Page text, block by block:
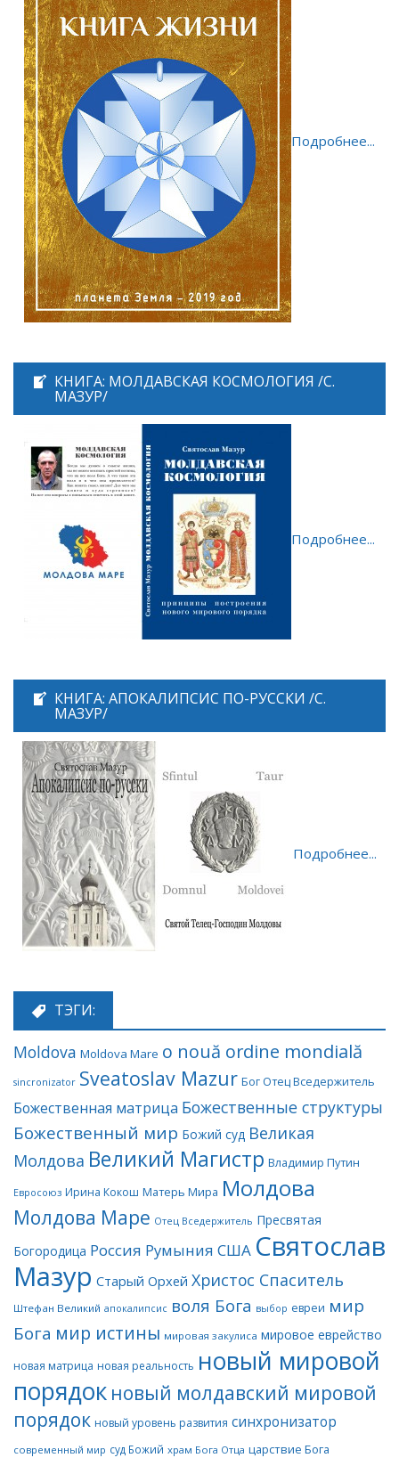
Подробнее...
КНИГА: МОЛДАВСКАЯ КОСМОЛОГИЯ /С.
МАЗУР/
Подробнее...
КНИГА: АПОКАЛИПСИС ПО-РУССКИ /С.
МАЗУР/
Подробнее...
ТЭГИ:
Moldova Moldova Mare o nouă ordine mondială
sincronizator Sveatoslav Mazur Бог Отец Вседержитель
Божественная матрица Божественные структуры
Божественный мир Божий суд Великая
Молдова Великий Магистр Владимир Путин
Евросоюз Ирина Кокош Матерь Мира Молдова
Молдова Маре Отец Вседержитель Пресвятая
Богородица Россия Румыния США Святослав
Мазур Старый Орхей Христос Спаситель
Штефан Великий апокалипсис воля Бога выбор евреи мир
Бога мир истины мировая закулиса мировое еврейство
новая матрица новая реальность новый мировой
порядок новый молдавский мировой
порядок новый уровень развития синхронизатор
современный мир суд Божий храм Бога Отца царствие Бога